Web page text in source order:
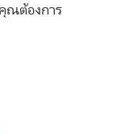
ณต้องการ